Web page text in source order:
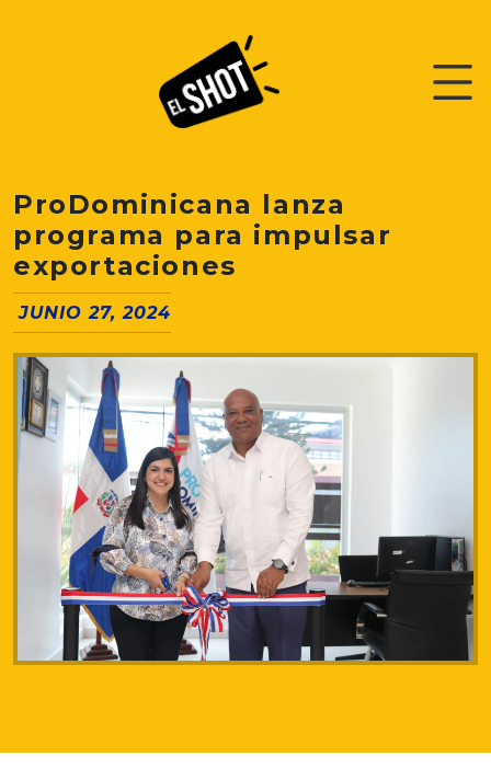
ProDominicana lanza
programa para impulsar
exportaciones
JUNIO 27, 2024